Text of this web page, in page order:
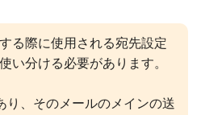
（やや高い）
る際に使用される宛先設定
い分ける必要があります。
り、そのメールのメインの送